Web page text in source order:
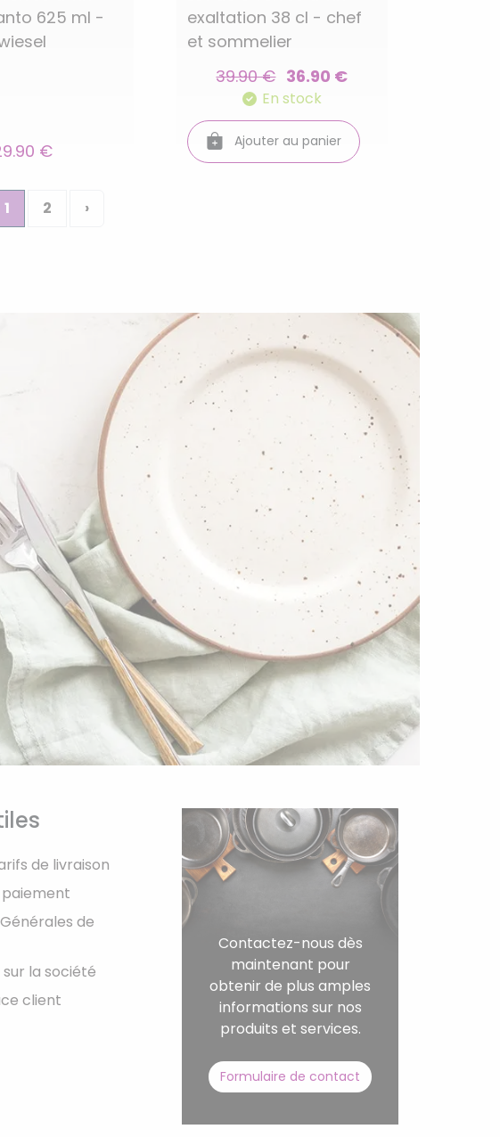
625 ml -
€
exaltation 38 cl - chef
et sommelier
39.90 € 36.90 €
En stock
Ajouter au panier
1 2 ›
de livraison
de
la société
client
Contactez-nous dès
maintenant pour
obtenir de plus amples
informations sur nos
produits et services.
Formulaire de contact